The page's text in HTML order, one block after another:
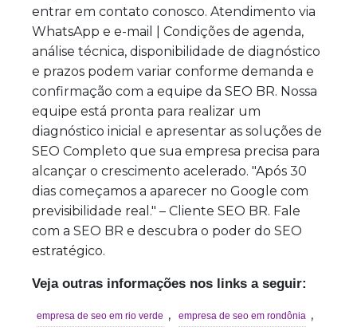
entrar em contato conosco. Atendimento via
WhatsApp e e-mail | Condições de agenda,
análise técnica, disponibilidade de diagnóstico
e prazos podem variar conforme demanda e
confirmação com a equipe da SEO BR. Nossa
equipe está pronta para realizar um
diagnóstico inicial e apresentar as soluções de
SEO Completo que sua empresa precisa para
alcançar o crescimento acelerado. "Após 30
dias começamos a aparecer no Google com
previsibilidade real." – Cliente SEO BR. Fale
com a SEO BR e descubra o poder do SEO
estratégico.
Veja outras informações nos links a seguir:
empresa de seo em rio verde , empresa de seo em rondônia ,